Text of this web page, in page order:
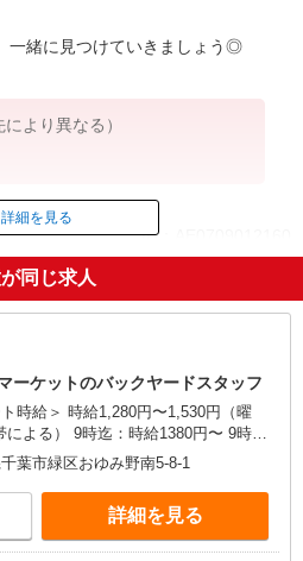
一緒に見つけていきましょう◎
より異なる）
ID：AE0709012160
期間終了
詳細を見る
同じ求人
ーケットのバックヤードスタッフ
ト時給＞ 時給1,280円〜1,530円（曜
による） 9時迄：時給1380円〜 9時以
円〜 16時以降：時給1430円〜 ★土
★日・祝＋100円 ※アルバイトさんの
内容はお問い合わせください
葉市緑区おゆみ野南5-8-1
詳細を見る